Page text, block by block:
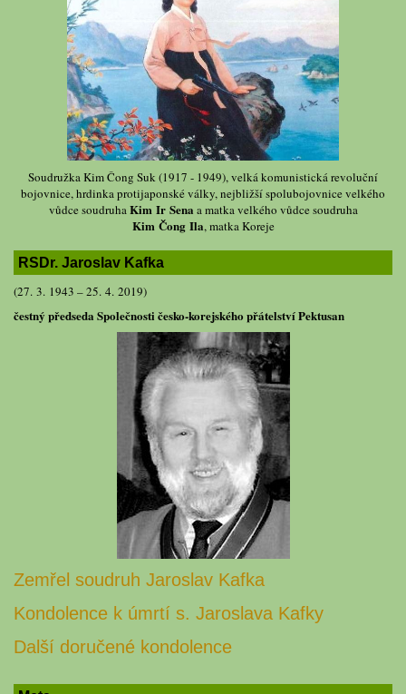
Soudružka Kim Čong Suk (1917 - 1949), velká komunistická revoluční
bojovnice, hrdinka protijaponské války, nejbližší spolubojovnice velkého
vůdce soudruhaKim Ir Sena a matka velkého vůdce soudruha
Kim Čong Ila, matka Koreje
RSDr. Jaroslav Kafka
(27. 3. 1943 – 25. 4. 2019)
čestný předseda Společnosti česko-korejského přátelství Pektusan
Zemřel soudruh Jaroslav Kafka
Kondolence k úmrtí s. Jaroslava Kafky
Další doručené kondolence